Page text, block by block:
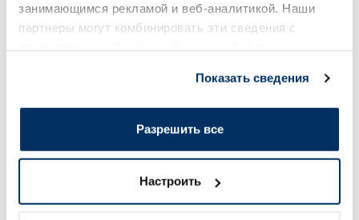
занимающимся рекламой и веб-аналитикой. Наши
партнеры могут комбинировать эти сведения с
Показать сведения
Разрешить все
Настроить
Более...